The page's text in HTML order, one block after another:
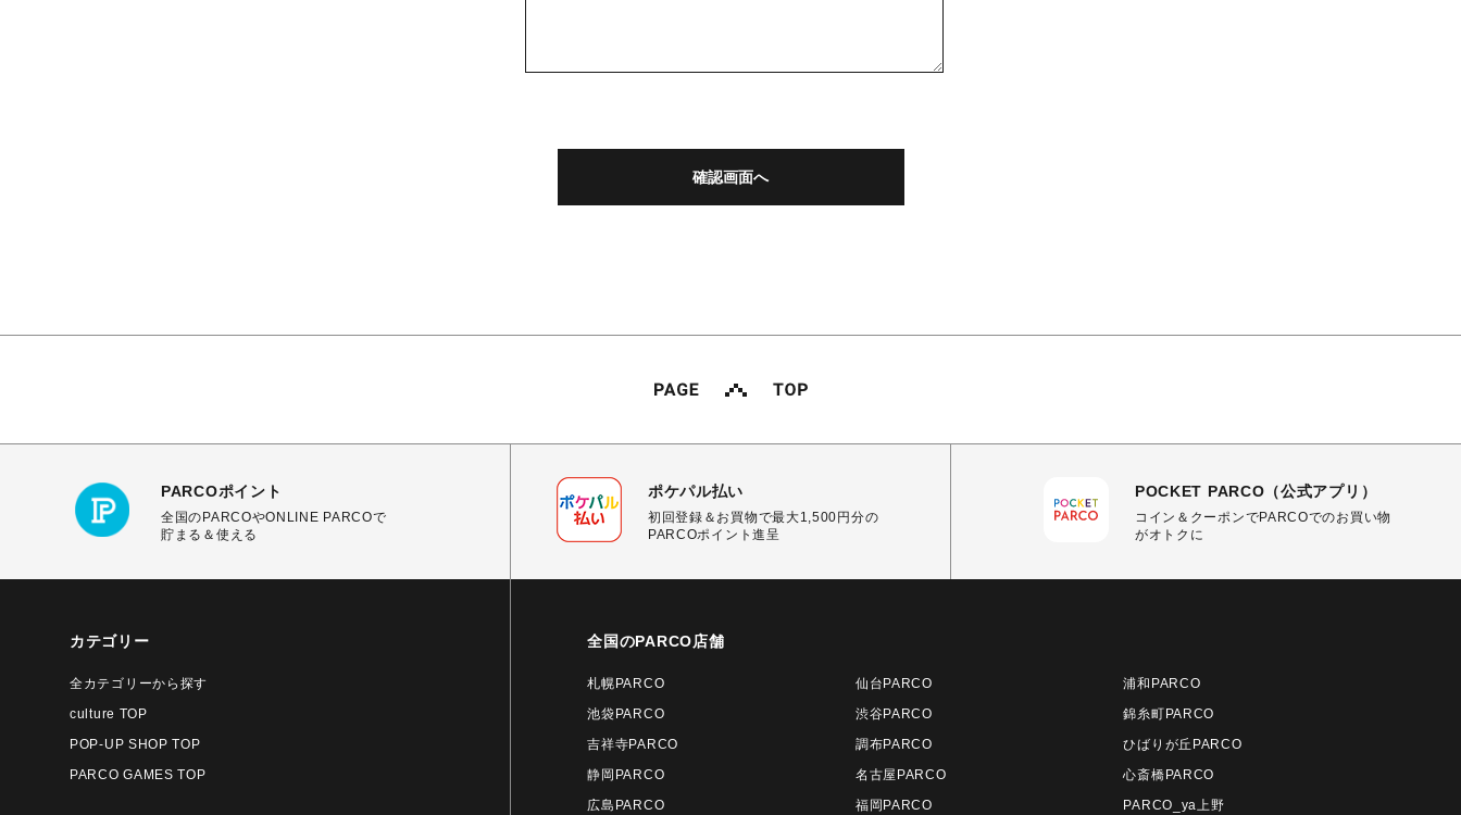
PARCOポイント
全国のPARCOやONLINE PARCOで
貯まる＆使える
ポケパル払い
初回登録＆お買物で最大1,500円分の
PARCOポイント進呈
POCKET PARCO（公式アプリ）
コイン＆クーポンでPARCOでのお買い物
がオトクに
カテゴリー
全カテゴリーから探す
culture TOP
POP-UP SHOP TOP
PARCO GAMES TOP
全国のPARCO店舗
札幌PARCO 仙台PARCO
浦和PARCO
池袋PARCO
渋谷PARCO
錦糸町PARCO
吉祥寺PARCO
調布PARCO
ひばりが丘PARCO
静岡PARCO
名古屋PARCO
心斎橋PARCO
広島PARCO
福岡PARCO PARCO_ya上野